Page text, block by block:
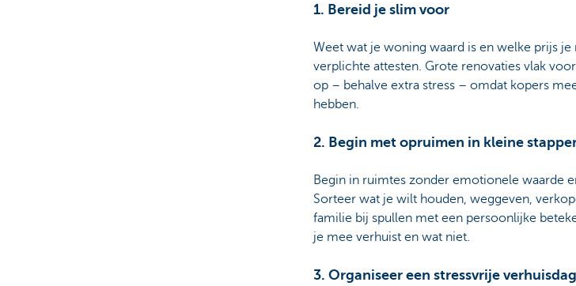
1. Bereid je slim voor
Weet wat je woning waard is en welke prijs
verplichte attesten. Grote renovaties vlak
op – behalve extra stress – omdat kopers
hebben.
2. Begin met opruimen in kleine
Begin in ruimtes zonder emotionele waarde
Sorteer wat je wilt houden, weggeven,
familie bij spullen met een persoonlijke
je mee verhuist en wat niet.
3. Organiseer een stressvrije verhuisdag